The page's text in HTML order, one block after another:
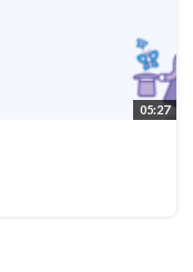
05:27